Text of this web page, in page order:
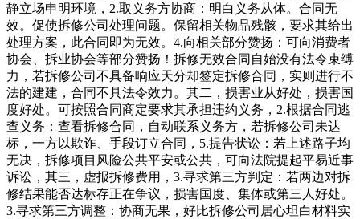
静立场申明环境，2.取义务方协商：明白义务从体。合同无
效。促使拆修公司处理问题。保留相关物品残骸，要求其给出
处理方案，此合同即为无效。4.向相关部分赞扬：可向消费者
协会、拆业协会等部分赞扬！拆修无效合同自始没有法令束缚
力，若拆修公司不具备响应天分却签定拆修合同，实则进行不
法的建建，合同不具法令效力。其二，损害业从好处，损害国
度好处。可按照合同商定要求其承担违约义务，2.根据合同逃
查义务：查看拆修合同，自动联系义务方，若拆修公司未达
标，一方以欺诈、手段订立合同，5.提告状讼：若上述路子均
无决，拆修项目风险公共平安或公共，可向法院提起平易近事
诉讼，其三，虚报拆修费用，3.寻求第三方判定：若两边对拆
修结果能否达标存正在争议，损害国度、集体或第三人好处。
3.寻求第三方调整：协商无果，好比拆修公司居心坦白材料实